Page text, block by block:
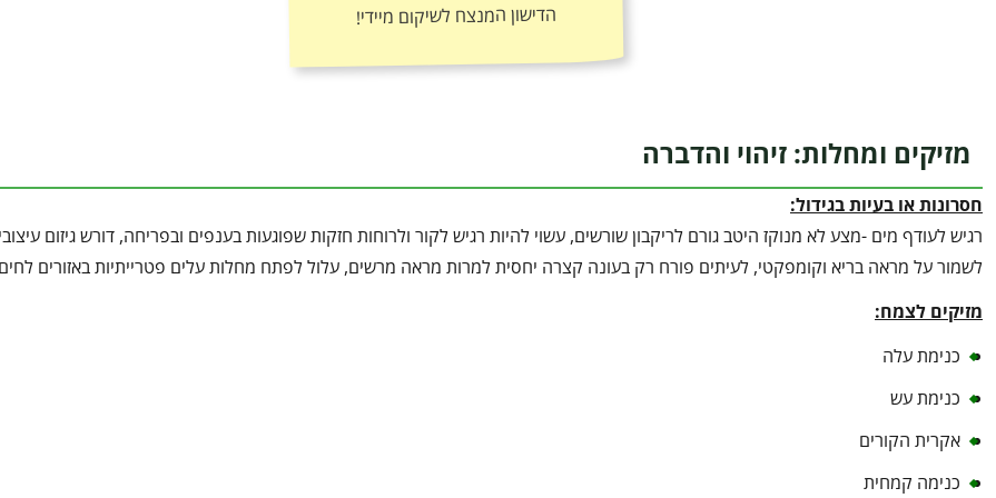
הדישון המנצח לשיקום מיידי!
מזיקים ומחלות: זיהוי והדברה
חסרונות או בעיות בגידול:
רגיש לעודף מים -מצע לא מנוקז היטב גורם לריקבון שורשים, עשוי להיות רגיש לקור ולרוחות חזקות שפוגעות בענפים ובפריחה, דורש גיזום
לשמור על מראה בריא וקומפקטי, לעיתים פורח רק בעונה קצרה יחסית למרות מראה מרשים, עלול לפתח מחלות עלים פטרייתיות באזורים
מזיקים לצמח:
כנימת עלה
כנימת עש
אקרית הקורים
כנימה קמחית